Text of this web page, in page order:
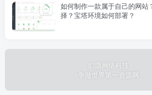
如何制作一款属于自己的网站
择？宝塔环境如何部署？
幻隐网络科技
-争做世界第一资源网-